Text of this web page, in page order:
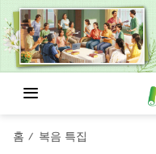
홈 / 복음 특집